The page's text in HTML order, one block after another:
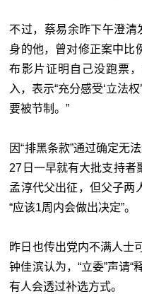
不过，蔡易余昨下午澄清
身的他，曾对修正案中比
布影片证明自己没跑票
入，表示“充分感受‘立法
要被节制。”
因“排黑条款”通过确定无
27日一早就有大批支持者
孟淳代父出征，但父子两
“应该1周内会做出决定”。
昨日也传出党内不满人士
钟佳滨认为，“立委”声请“
有人会透过补选方式。